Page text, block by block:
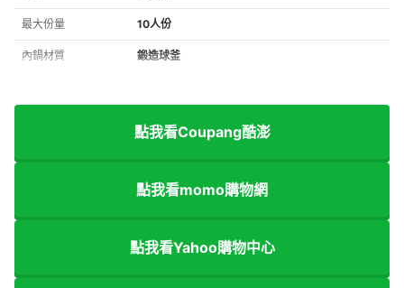
最大份量 10人份
內鍋材質 鍛造球釜
點我看Coupang酷澎
點我看momo購物網
點我看Yahoo購物中心